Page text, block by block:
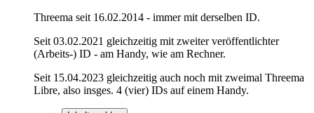
Threema seit 16.02.2014 - immer mit derselben ID.
Seit 03.02.2021 gleichzeitig mit zweiter veröffentlichter
(Arbeits-) ID - am Handy, wie am Rechner.
Seit 15.04.2023 gleichzeitig auch noch mit zweimal Threema
Libre, also insges. 4 (vier) IDs auf einem Handy.